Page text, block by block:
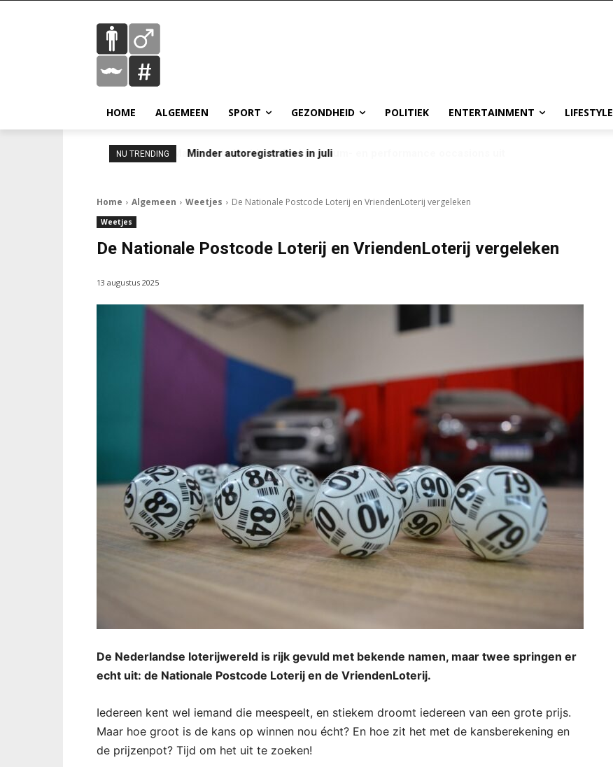
HOME ALGEMEEN SPORT GEZONDHEID POLITIEK ENTERTAINMENT LIFESTYLE
NU TRENDING Minder autoregistraties in juli
Home Algemeen Weetjes De Nationale Postcode Loterij en VriendenLoterij vergeleken
Weetjes
De Nationale Postcode Loterij en VriendenLoterij vergeleken
13 augustus 2025
De Nederlandse loterijwereld is rijk gevuld met bekende namen, maar twee springen er
echt uit: de Nationale Postcode Loterij en de VriendenLoterij.
Iedereen kent wel iemand die meespeelt, en stiekem droomt iedereen van een grote prijs.
Maar hoe groot is de kans op winnen nou écht? En hoe zit het met de kansberekening en
de prijzenpot? Tijd om het uit te zoeken!